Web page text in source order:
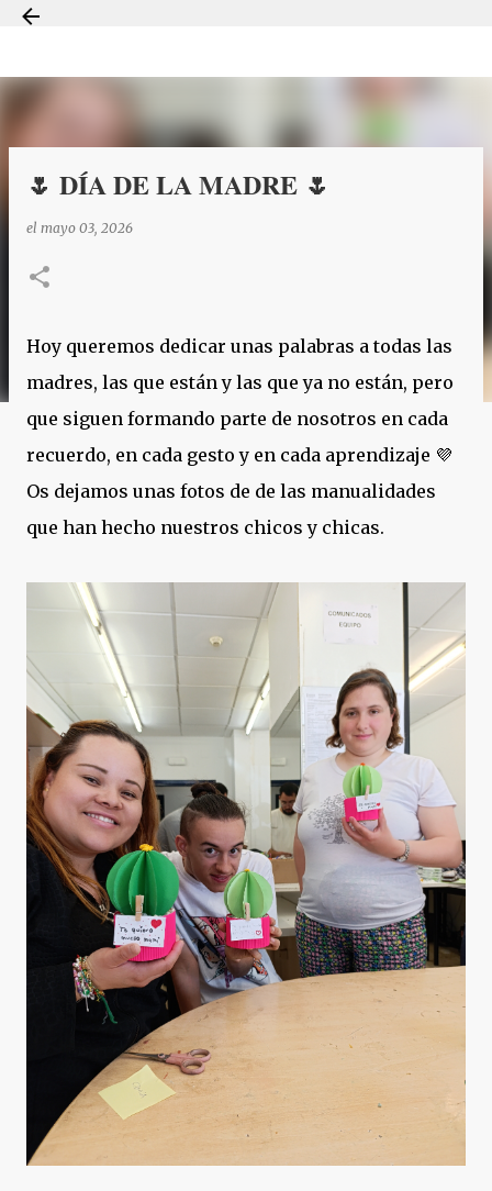
🌷 DÍA DE LA MADRE 🌷
el mayo 03, 2026
Hoy queremos dedicar unas palabras a todas las
madres, las que están y las que ya no están, pero
que siguen formando parte de nosotros en cada
recuerdo, en cada gesto y en cada aprendizaje 💜
Os dejamos unas fotos de de las manualidades
que han hecho nuestros chicos y chicas.